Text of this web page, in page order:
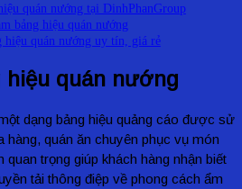
quán nướng tại DinhPhanGroup
bảng hiệu quán nướng
quán nướng uy tín, giá rẻ
quán nướng
dạng bảng hiệu quảng cáo được sử
hàng, quán ăn chuyên phục vụ món
trọng giúp khách hàng nhận biết
tải thông điệp về phong cách ẩm